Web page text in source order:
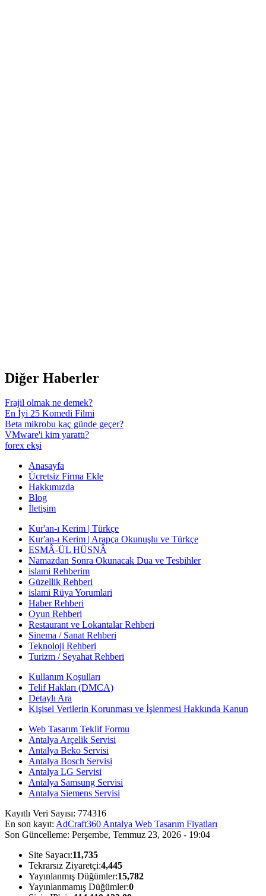
Diğer Haberler
Frajil olmak ne demek?
En İyi 25 Komedi Filmi
Beta mikrobu kaç günde geçer?
VMware'i kim yarattı?
forex ekşi
Anasayfa
Ücretsiz Firma Ekle
Hakkımızda
Blog
İletişim
Kur'an-ı Kerim | Türkçe
Kur'an-ı Kerim | Arapça Okunuşlu ve Türkçe
ESMÂ-ÜL HÜSNÂ
Namazdan Sonra Okunacak Dua ve Tesbihler
islami Rehberim
Güzellik Rehberi
islami Rüya Yorumlari
Haber Rehberi
Oyun Rehberi
Restaurant ve Lokantalar Rehberi
Sinema / Sanat Rehberi
Teknoloji Rehberi
Turizm / Seyahat Rehberi
Kullanım Koşulları
Telif Hakları (DMCA)
Detaylı Ara
Kişisel Verilerin Korunması ve İşlenmesi Hakkında Kanun
Web Tasarım Teklif Formu
Antalya Arçelik Servisi
Antalya Beko Servisi
Antalya Bosch Servisi
Antalya LG Servisi
Antalya Samsung Servisi
Antalya Siemens Servisi
Kayıtlı Veri Sayısı: 774316
En son kayıt: AdCraft360 Antalya Web Tasarım Fiyatları
Son Güncelleme: Perşembe, Temmuz 23, 2026 - 19:04
Site Sayacı:11,735
Tekrarsız Ziyaretçi:4,445
Yayınlanmış Düğümler:15,782
Yayınlanmamış Düğümler:0